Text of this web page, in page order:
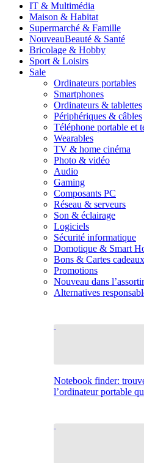
IT & Multimédia
Maison & Habitat
Supermarché & Famille
NouveauBeauté & Santé
Bricolage & Hobby
Sport & Loisirs
Sale
Ordinateurs portables
Smartphones
Ordinateurs & tablettes
Périphériques & câbles
Téléphone portable et
Wearables
TV & home cinéma
Photo & vidéo
Audio
Gaming
Composants PC
Réseau & serveurs
Son & éclairage
Logiciels
Sécurité informatique
Domotique & Smart
Bons & Cartes cadeaux
Promotions
Nouveau dans
Alternatives
Notebook finder:
l’ordinateur portable